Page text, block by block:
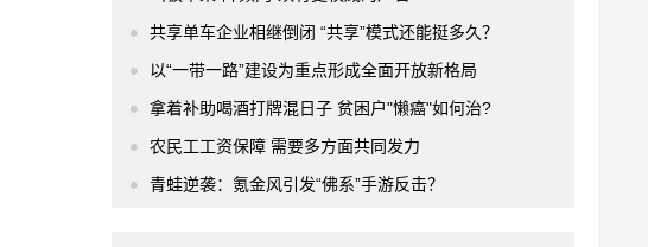
共享单车企业相继倒闭 “共享”模式还能挺多久？
以“一带一路”建设为重点形成全面开放新格局
拿着补助喝酒打牌混日子 贫困户"懒癌"如何治?
农民工工资保障 需要多方面共同发力
青蛙逆袭：氪金风引发“佛系”手游反击？